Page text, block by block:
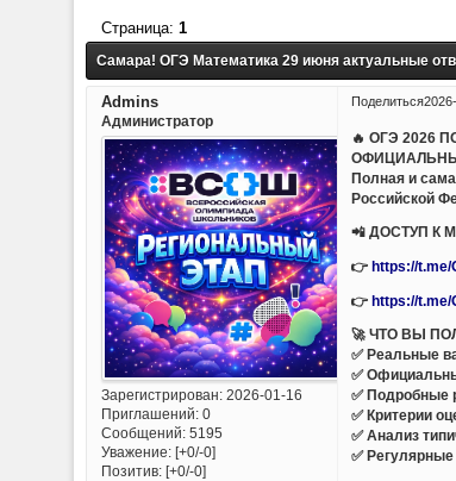
Самара! ОГЭ Математика 29 июня актуальные
Страница: 1
Поделиться
Admins
Администратор
Зарегистрирован: 2026-01-16
Приглашений:0
Сообщений:5195
Уважение: [+0/-0]
Позитив: [+0/-0]
🔥 ОГЭ 2026
Полная и
Российской
📲 ДОСТУП К
👉 https://
👉https://t.me/
🚀 ЧТО ВЫ
✅ Реальные
✅
✅ Подробные
✅ Критерии
✅ Анализ
✅